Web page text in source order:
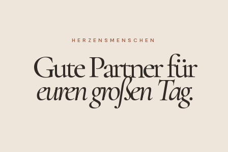
HERZENSMENSCHEN
Gute Partner für
euren großen Tag.